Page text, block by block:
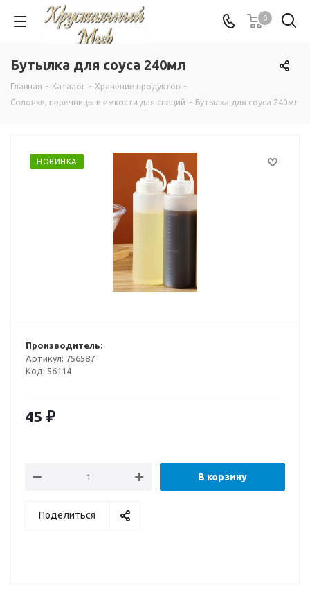
0
Бутылка для соуса 240мл
Главная - Каталог - Хранение продуктов -
Солонки, перечницы и емкости для специй - Бутылка для соуса 240мл
НОВИНКА
Производитель:
Артикул: 756587
Код: 56114
45 ₽
В корзину
Поделиться